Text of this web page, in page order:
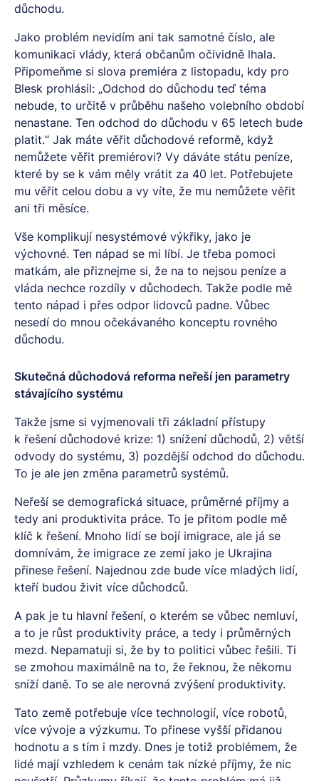
důchodu.
Jako problém nevidím ani tak samotné číslo, ale
komunikaci vlády, která občanům očividně lhala.
Připomeňme si slova premiéra z listopadu, kdy pro
Blesk prohlásil: „Odchod do důchodu teď téma
nebude, to určitě v průběhu našeho volebního období
nenastane. Ten odchod do důchodu v 65 letech bude
platit.“ Jak máte věřit důchodové reformě, když
nemůžete věřit premiérovi? Vy dáváte státu peníze,
které by se k vám měly vrátit za 40 let. Potřebujete
mu věřit celou dobu a vy víte, že mu nemůžete věřit
ani tři měsíce.
Vše komplikují nesystémové výkřiky, jako je
výchovné. Ten nápad se mi líbí. Je třeba pomoci
matkám, ale přiznejme si, že na to nejsou peníze a
vláda nechce rozdíly v důchodech. Takže podle mě
tento nápad i přes odpor lidovců padne. Vůbec
nesedí do mnou očekávaného konceptu rovného
důchodu.
Skutečná důchodová reforma neřeší jen parametry
stávajícího systému
Takže jsme si vyjmenovali tři základní přístupy
k řešení důchodové krize: 1) snížení důchodů, 2) větší
odvody do systému, 3) pozdější odchod do důchodu.
To je ale jen změna parametrů systémů.
Neřeší se demografická situace, průměrné příjmy a
tedy ani produktivita práce. To je přitom podle mě
klíč k řešení. Mnoho lidí se bojí imigrace, ale já se
domnívám, že imigrace ze zemí jako je Ukrajina
přinese řešení. Najednou zde bude více mladých lidí,
kteří budou živit více důchodců.
A pak je tu hlavní řešení, o kterém se vůbec nemluví,
a to je růst produktivity práce, a tedy i průměrných
mezd. Nepamatuji si, že by to politici vůbec řešili. Ti
se zmohou maximálně na to, že řeknou, že někomu
sníží daně. To se ale nerovná zvýšení produktivity.
Tato země potřebuje více technologií, více robotů,
více vývoje a výzkumu. To přinese vyšší přidanou
hodnotu a s tím i mzdy. Dnes je totiž problémem, že
lidé mají vzhledem k cenám tak nízké příjmy, že nic